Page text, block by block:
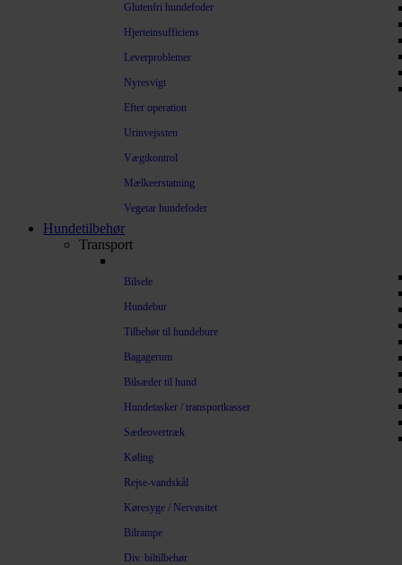
Glutenfri hundefoder
Hjerteinsufficiens
Leverproblemer
Nyresvigt
Efter operation
Urinvejssten
Vægtkontrol
Mælkeerstatning
Vegetar hundefoder
Hundetilbehør
Transport
Bilsele
Hundebur
Tilbehør til hundebure
Bagagerum
Bilsæder til hund
Hundetasker / transportkasser
Sædeovertræk
Køling
Rejse-vandskål
Køresyge / Nervøsitet
Bilrampe
Div. biltilbehør